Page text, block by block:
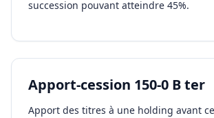
succession pouvant atteindre 45%.
Apport-cession 150-0 B ter
Apport des titres à une holding avant